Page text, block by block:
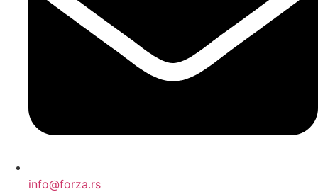
info@forza.rs